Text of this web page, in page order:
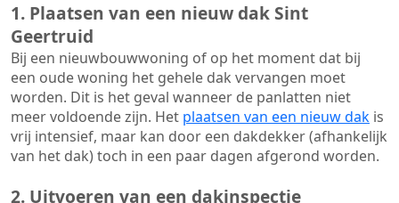
1. Plaatsen van een nieuw dak Sint
Geertruid
Bij een nieuwbouwwoning of op het moment dat bij
een oude woning het gehele dak vervangen moet
worden. Dit is het geval wanneer de panlatten niet
meer voldoende zijn. Het plaatsen van een nieuw dak is
vrij intensief, maar kan door een dakdekker (afhankelijk
van het dak) toch in een paar dagen afgerond worden.
2. Uitvoeren van een dakinspectie